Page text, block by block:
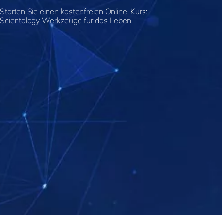
Starten Sie einen kostenfreien Online-Kurs:
Scientology Werkzeuge für das Leben